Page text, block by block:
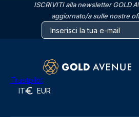
ISCRIVITI alla newsletter GOLD
aggiornato/a sulle nostre
Trustpilot
IT EUR